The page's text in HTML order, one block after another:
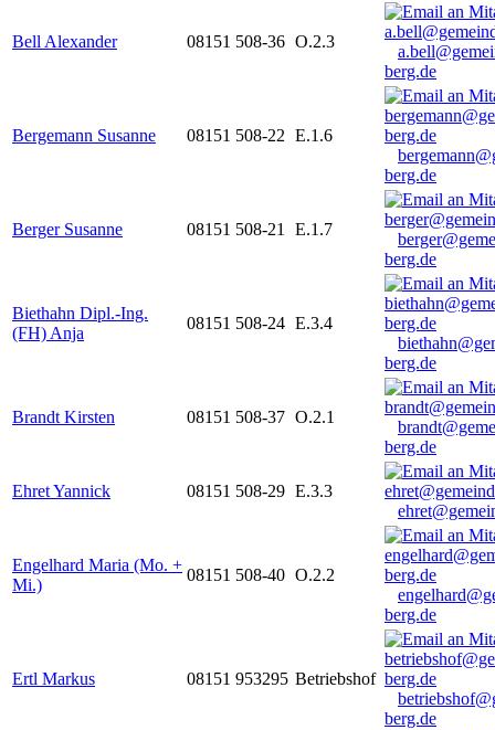
Bell Alexander 08151 508-36 O.2.3
berg.de
Bergemann Susanne 08151 508-22 E.1.6
berg.de
Berger Susanne 08151 508-21 E.1.7
berg.de
Biethahn Dipl.-Ing.
(FH) Anja
08151 508-24 E.3.4
berg.de
Brandt Kirsten 08151 508-37 O.2.1
berg.de
Ehret Yannick 08151 508-29 E.3.3
Engelhard Maria (Mo. +
Mi.)
08151 508-40 O.2.2
berg.de
Ertl Markus 08151 953295 Betriebshof
berg.de